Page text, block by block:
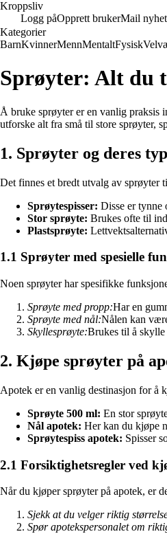
Kroppsliv
Logg påOpprett brukerMail
Kategorier
BarnKvinnerMennMentaltFysisk
Sprøyter: Alt du
Å bruke sprøyter er en vanlig praksis
utforske alt fra små til store sprøyter,
1. Sprøyter og deres
Det finnes et bredt utvalg av sprøyter
Sprøytespisser: Disse er tynne
Stor sprøyte: Brukes ofte til
Plastsprøyte:
1.1 Sprøyter med spesielle
Noen sprøyter har spesifikke
Sprøyte med propp:Har en
Sprøyte med nål:Nålen kan
Skyllesprøyte:Brukes til å skylle
2. Kjøpe sprøyter på
Apotek er en vanlig destinasjon for å
Sprøyte 500 ml: En stor
Nål apotek: Her kan du kjøpe
Sprøytespiss apotek: Spisser
2.1 Forsiktighetsregler ved
Når du kjøper sprøyter på apotek, er
Sjekk at du velger riktig
Spør apotekspersonalet om